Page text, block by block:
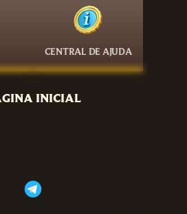
CENTRAL DE AJUDA
INICIAL